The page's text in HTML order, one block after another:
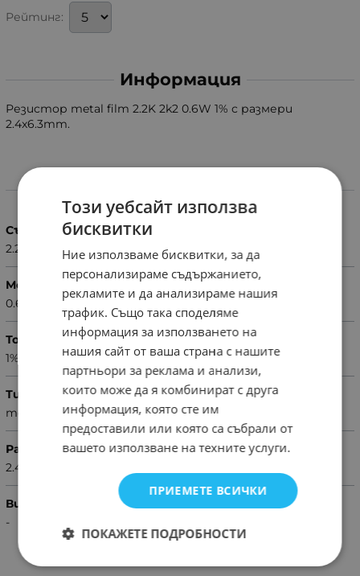
Рейтинг:
Информация
Резистор metal film 2.2K 2k2 0.6W 1% с размери
2.4x6.3mm.
Съпротивление
2.2kΩ
Мощност
0.6W
Толеранс
1%
Тип резистор
metal film
Размери
2.4x6.3mm
Вид резистор
-
Този уебсайт използва
бисквитки
Ние използваме бисквитки, за да
персонализираме съдържанието,
рекламите и да анализираме нашия
трафик. Също така споделяме
информация за използването на
нашия сайт от ваша страна с нашите
партньори за реклама и анализи,
които може да я комбинират с друга
информация, която сте им
предоставили или която са събрали от
вашето използване на техните услуги.
ПРИЕМЕТЕ ВСИЧКИ
ПОКАЖЕТЕ ПОДРОБНОСТИ